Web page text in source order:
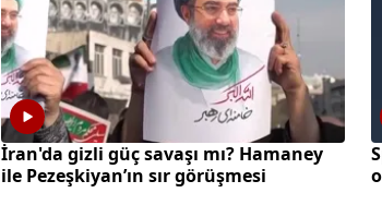
İran'da gizli güç savaşı mı? Hamaney
ile Pezeşkiyan’ın sır görüşmesi